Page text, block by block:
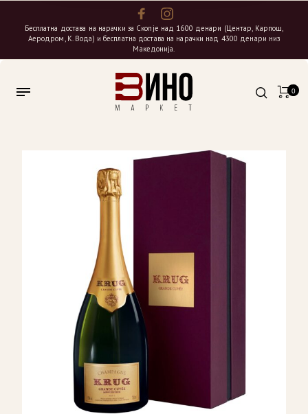
Бесплатна достава на нарачки за Скопје над 1600 денари (Центар, Карпош,
Аеродром, К. Вода) и бесплатна достава на нарачки над 4300 денари низ
Македонија.
0